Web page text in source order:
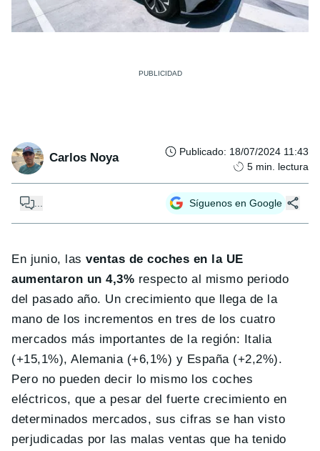
Carlos Noya Publicado: 18/07/2024 11:43
5 min. lectura
Síguenos en Google
En junio, lasventas de coches en la UE
aumentaron un 4,3% respecto al mismo periodo
del pasado año. Un crecimiento que llega de la
mano de los incrementos en tres de los cuatro
mercados más importantes de la región: Italia
(+15,1%), Alemania (+6,1%) y España (+2,2%).
Pero no pueden decir lo mismo los coches
eléctricos, que a pesar del fuerte crecimiento en
determinados mercados, sus cifras se han visto
perjudicadas por las malas ventas que ha tenido